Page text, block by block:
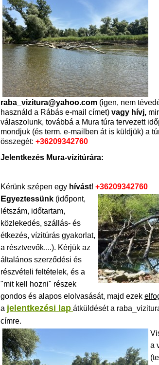
raba_vizitura@yahoo.com (igen, nem
használd a Rábás e-mail címet) vagy hívj,
válaszolunk, továbbá a Mura túra tervezett
mondjuk (és term. e-mailben át is küldjük) a
összegét: +36209342760
Jelentkezés Mura-vízitúrára:
Kérünk szépen egy hívást! +36209342760
Egyeztessünk (időpont,
létszám, időtartam,
közlekedés, szállás- és
étkezés, vízitúrás gyakorlat,
a résztvevők....). Kérjük az
általános szerződési és
részvételi feltételek, és a
"mit kell hozni" részek
gondos és alapos elolvasását, majd ezek
a jelentkezési lap átküldését a
címre.
a